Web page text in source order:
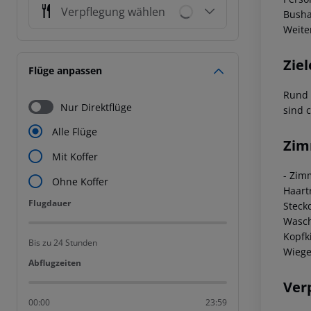
Verpflegung wählen
Flüge anpassen
Nur Direktflüge
Alle Flüge
Mit Koffer
Ohne Koffer
Flugdauer
Flugdauer
Bis zu 24 Stunden
Abflugzeiten
Abflugzeiten
00:00 23:59
Rund
sind
-